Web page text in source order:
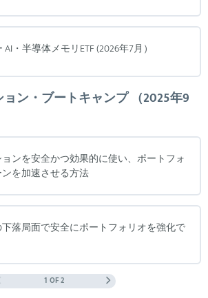
AI・半導体メモリETF (2026年7月）
ン・ブートキャンプ （2025年9
ンを安全かつ効果的に使い、ポートフォ
を加速させる方法
落局面で安全にポートフォリオを強化で
1 OF 2